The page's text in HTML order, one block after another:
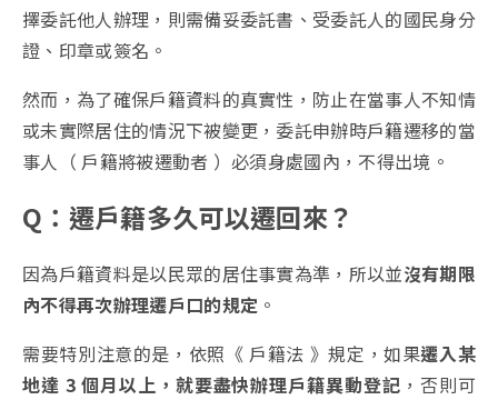
擇委託他人辦理，則需備妥委託書、受委託人的國民身分
證、印章或簽名。
然而，為了確保戶籍資料的真實性，防止在當事人不知情
或未實際居住的情況下被變更，委託申辦時戶籍遷移的當
事人（ 戶籍將被遷動者 ）必須身處國內，不得出境。
Q：遷戶籍多久可以遷回來？
因為戶籍資料是以民眾的居住事實為準，所以並沒有期限
內不得再次辦理遷戶口的規定 。
需要特別注意的是，依照《 戶籍法 》規定，如果遷入某
地達 3 個月以上，就要盡快辦理戶籍異動登記 ，否則可